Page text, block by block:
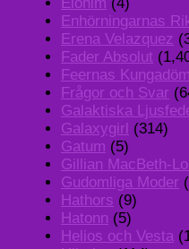
Enhörningarnas
Erena Velazquez
Fader Absolut
Feernas
Frågor och Svar
Galaktiska
Galaxygirl (314)
Gatum (5)
Gillian MacBeth-
Gudomliga Moder
Hathors (9)
Hatonn (5)
Helios och Vesta